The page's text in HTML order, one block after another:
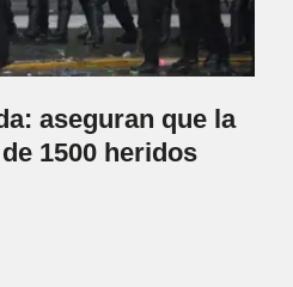
aseguran que la
1500 heridos